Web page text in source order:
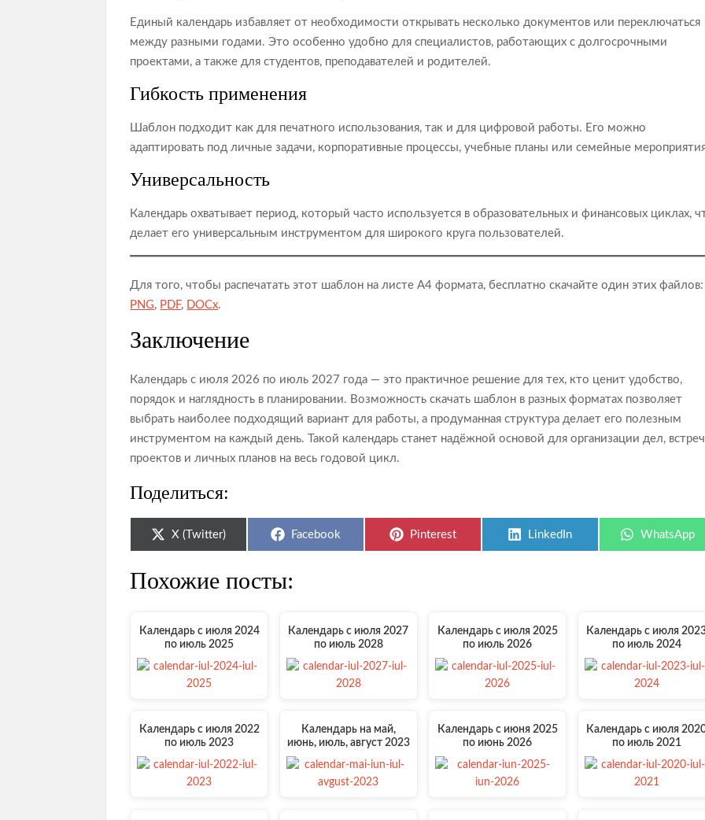
Единый календарь избавляет от необходимости открывать несколько документов или переключаться
между разными годами. Это особенно удобно для специалистов, работающих с долгосрочными
проектами, а также для студентов, преподавателей и родителей.
Гибкость применения
Шаблон подходит как для печатного использования, так и для цифровой работы. Его можно
адаптировать под личные задачи, корпоративные процессы, учебные планы или семейные
Универсальность
Календарь охватывает период, который часто используется в образовательных и финансовых циклах,
делает его универсальным инструментом для широкого круга пользователей.
Для того, чтобы распечатать этот шаблон на листе А4 формата, бесплатно скачайте один этих файлов:
PNG, PDF, DOCx.
Заключение
Календарь с июля 2026 по июль 2027 года — это практичное решение для тех, кто ценит удобство,
порядок и наглядность в планировании. Возможность скачать шаблон в разных форматах позволяет
выбрать наиболее подходящий вариант для работы, а продуманная структура делает его полезным
инструментом на каждый день. Такой календарь станет надёжной основой для организации дел,
проектов и личных планов на весь годовой цикл.
Поделиться:
Share
X (Twitter)
Share
Facebook
Share
Pinterest
Share
LinkedIn
Share
WhatsApp
Похожие посты:
Календарь с июля 2024
по июль 2025
Календарь с июля 2022
по июль 2023
Календарь с июля 2027
по июль 2028
Календарь на май,
июнь, июль, август 2023
Календарь с июля 2025
по июль 2026
Календарь с июня 2025
по июнь 2026
Календарь с июля
по июль 2024
Календарь с июля
по июль 2021